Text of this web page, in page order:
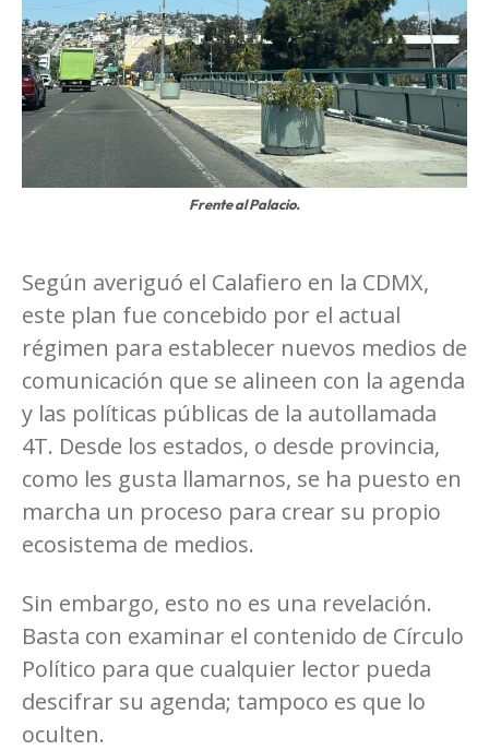
Frente al Palacio.
Según averiguó el Calafiero en la CDMX,
este plan fue concebido por el actual
régimen para establecer nuevos medios de
comunicación que se alineen con la agenda
y las políticas públicas de la autollamada
4T. Desde los estados, o desde provincia,
como les gusta llamarnos, se ha puesto en
marcha un proceso para crear su propio
ecosistema de medios.
Sin embargo, esto no es una revelación.
Basta con examinar el contenido de Círculo
Político para que cualquier lector pueda
descifrar su agenda; tampoco es que lo
oculten.